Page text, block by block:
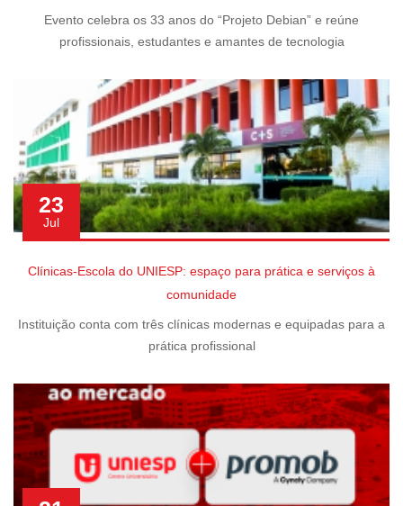
Evento celebra os 33 anos do “Projeto Debian” e reúne
profissionais, estudantes e amantes de tecnologia
23
Jul
Clínicas-Escola do UNIESP: espaço para prática e serviços à
comunidade
Instituição conta com três clínicas modernas e equipadas para a
prática profissional